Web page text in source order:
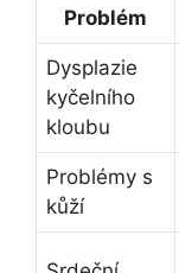
Problém
Dysplazie
kyčelního
kloubu
Problémy s
kůží